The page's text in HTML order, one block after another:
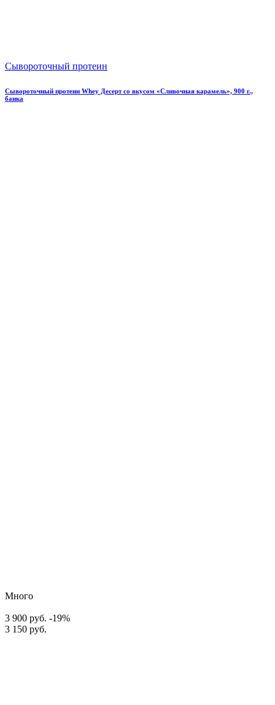
Сывороточный протеин
Сывороточный протеин Whey Десерт со вкусом «Сливочная карамель», 900 г.,
банка
Много
3 900 руб. -19%
3 150 руб.